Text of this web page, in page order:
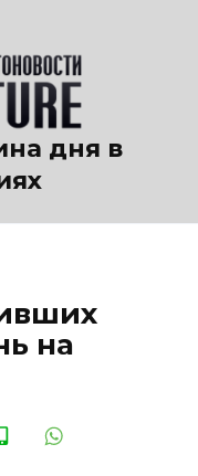
дня в
на